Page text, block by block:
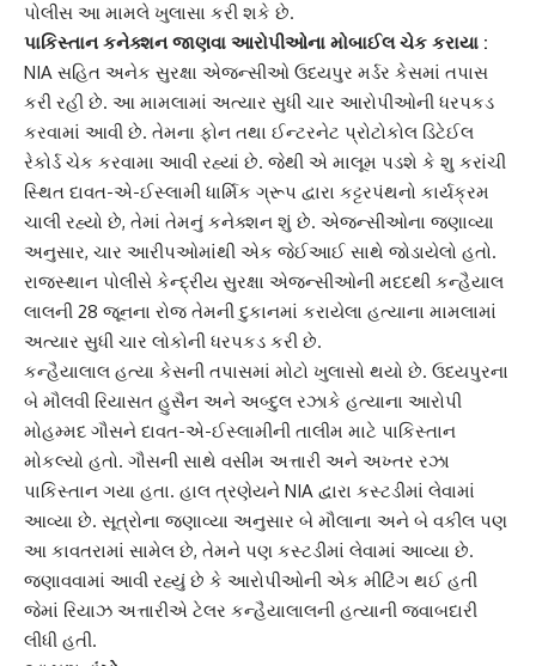
પોલીસ આ મામલે ખુલાસા કરી શકે છે.
પાકિસ્તાન કનેક્શન જાણવા આરોપીઓના મોબાઈલ ચેક કરાયા :
NIA સહિત અનેક સુરક્ષા એજન્સીઓ ઉદયપુર મર્ડર કેસમાં તપાસ
કરી રહી છે. આ મામલામાં અત્યાર સુધી ચાર આરોપીઓની ધરપકડ
કરવામાં આવી છે. તેમના ફોન તથા ઈન્ટરનેટ પ્રોટોકોલ ડિટેઈલ
રેકોર્ડ ચેક કરવામા આવી રહ્યાં છે. જેથી એ માલૂમ પડશે કે શુ કરાંચી
સ્થિત દાવત-એ-ઈસ્લામી ધાર્મિક ગ્રૂપ દ્વારા કટ્ટરપંથનો કાર્યક્રમ
ચાલી રહ્યો છે, તેમાં તેમનું કનેક્શન શું છે. એજન્સીઓના જણાવ્યા
અનુસાર, ચાર આરીપઓમાંથી એક જેઈઆઈ સાથે જોડાયેલો હતો.
રાજસ્થાન પોલીસે કેન્દ્રીય સુરક્ષા એજન્સીઓની મદદથી કન્હૈયાલ
લાલની 28 જૂનના રોજ તેમની દુકાનમાં કરાયેલા હત્યાના મામલામાં
અત્યાર સુધી ચાર લોકોની ધરપકડ કરી છે.
કન્હૈયાલાલ હત્યા કેસની તપાસમાં મોટો ખુલાસો થયો છે. ઉદયપુરના
બે મૌલવી રિયાસત હુસૈન અને અબ્દુલ રઝાકે હત્યાના આરોપી
મોહમ્મદ ગૌસને દાવત-એ-ઈસ્લામીની તાલીમ માટે પાકિસ્તાન
મોકલ્યો હતો. ગૌસની સાથે વસીમ અત્તારી અને અખ્તર રઝા
પાકિસ્તાન ગયા હતા. હાલ ત્રણેયને NIA દ્વારા કસ્ટડીમાં લેવામાં
આવ્યા છે. સૂત્રોના જણાવ્યા અનુસાર બે મૌલાના અને બે વકીલ પણ
આ કાવતરામાં સામેલ છે, તેમને પણ કસ્ટડીમાં લેવામાં આવ્યા છે.
જણાવવામાં આવી રહ્યું છે કે આરોપીઓની એક મીટિંગ થઈ હતી
જેમાં રિયાઝ અત્તારીએ ટેલર કન્હૈયાલાલની હત્યાની જવાબદારી
લીધી હતી.